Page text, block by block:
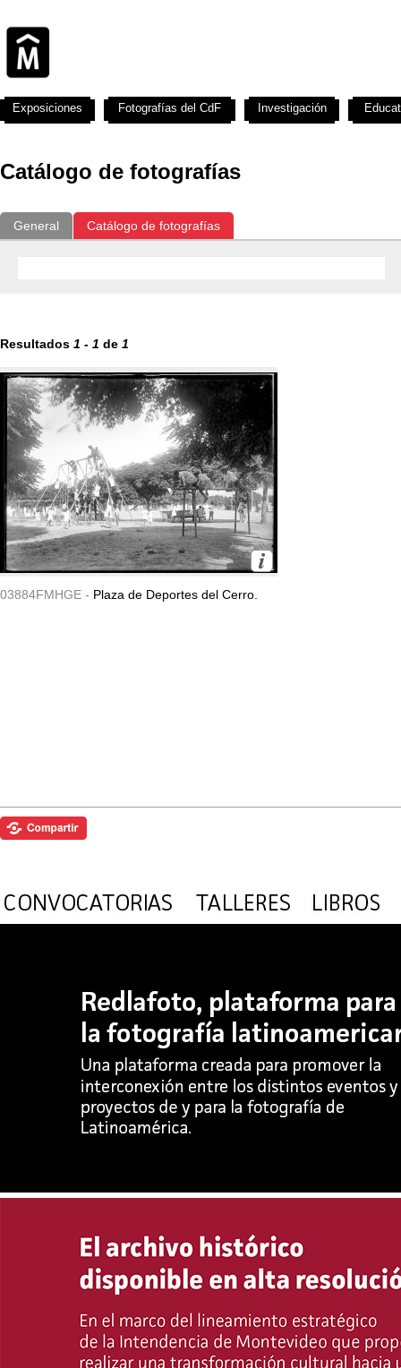
Catálogo de fotografías
General Catálogo de fotografías
Resultados 1 - 1 de 1
03884FMHGE - Plaza de Deportes del Cerro.
Exposiciones Fotografías del CdF Investigación